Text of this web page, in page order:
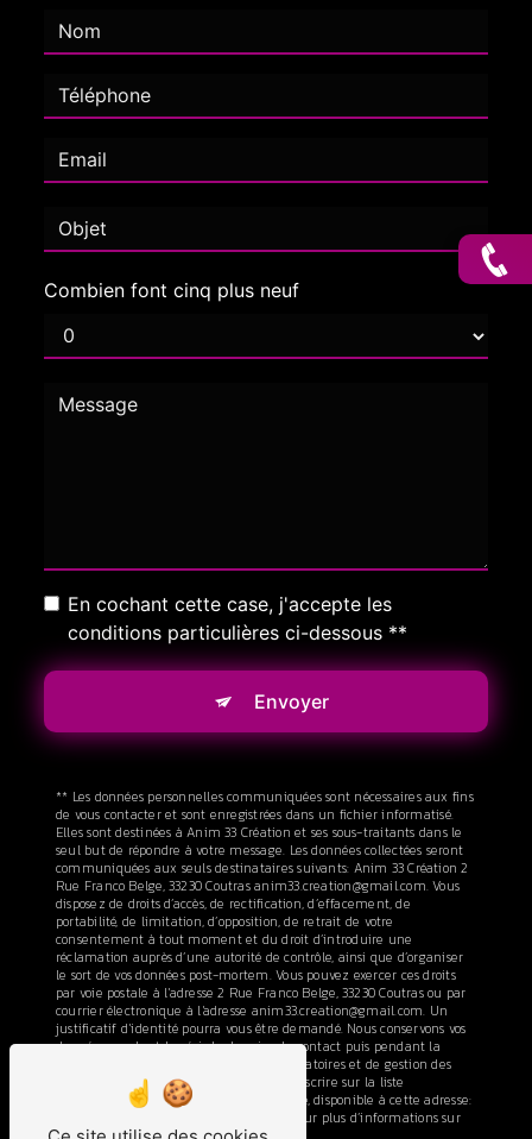
Combien font cinq plus neuf
En cochant cette case, j'accepte les
conditions particulières ci-dessous **
Envoyer
** Les données personnelles communiquées sont nécessaires aux fins
de vous contacter et sont enregistrées dans un fichier informatisé.
Elles sont destinées à Anim 33 Création et ses sous-traitants dans le
seul but de répondre à votre message. Les données collectées seront
communiquées aux seuls destinataires suivants: Anim 33 Création 2
Rue Franco Belge, 33230 Coutras anim33.creation@gmail.com. Vous
disposez de droits d’accès, de rectification, d’effacement, de
portabilité, de limitation, d’opposition, de retrait de votre
consentement à tout moment et du droit d’introduire une
réclamation auprès d’une autorité de contrôle, ainsi que d’organiser
le sort de vos données post-mortem. Vous pouvez exercer ces droits
par voie postale à l'adresse 2 Rue Franco Belge, 33230 Coutras ou par
courrier électronique à l'adresse anim33.creation@gmail.com. Un
justificatif d'identité pourra vous être demandé. Nous conservons vos
données pendant la période de prise de contact puis pendant la
durée de prescription légale aux fins probatoires et de gestion des
contentieux. Vous avez le droit de vous inscrire sur la liste
d'opposition au démarchage téléphonique, disponible à cette adresse:
. Consultez le site cnil.fr pour plus d’informations sur